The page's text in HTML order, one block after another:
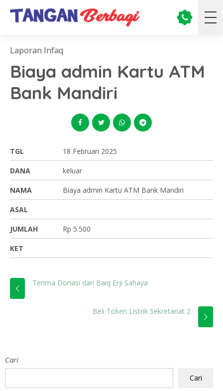
Laporan Infaq
Biaya admin Kartu ATM
Bank Mandiri
TGL 18 Februari 2025
DANA keluar
NAMA Biaya admin Kartu ATM Bank Mandiri
ASAL
JUMLAH Rp 5.500
KET
Terima Donasi dari Baiq Erji Sahaya
Beli Token Listrik Sekretariat 2
Cari
Cari